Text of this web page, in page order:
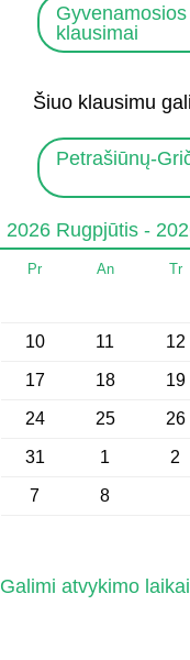
klausimai
Šiuo klausimu
Petrašiūnų-
2026 Rugpjūtis -
Pr An Tr
10 11 12
17 18 19
24 25 26
31 1 2
7 8
Galimi atvykimo